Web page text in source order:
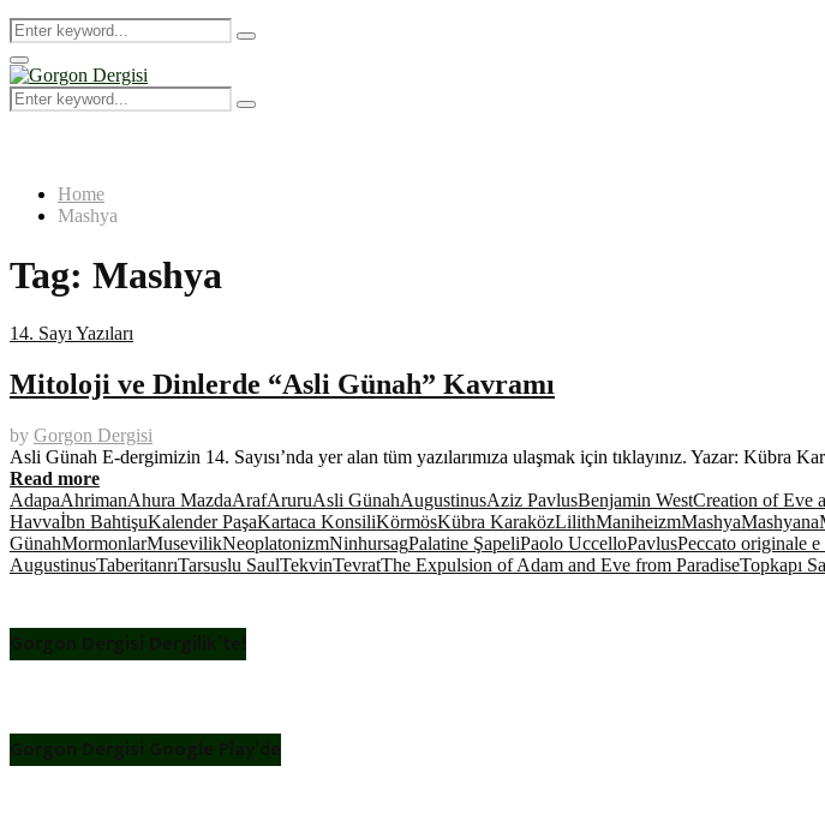
Search
for:
Search
Primary
Menu
Search
for:
Search
Home
Mashya
Tag: Mashya
14. Sayı Yazıları
Mitoloji ve Dinlerde “Asli Günah” Kavramı
by Gorgon Dergisi
Asli Günah E-dergimizin 14. Sayısı’nda yer alan tüm yazılarımıza ulaşmak için tıklayınız. Yazar:
Read more
AdapaAhrimanAhura MazdaArafAruruAsli GünahAugustinusAziz PavlusBenjamin WestCreation of Eve
Havvaİbn BahtişuKalender PaşaKartaca KonsiliKörmösKübra KaraközLilithManiheizmMashyaMashyana
GünahMormonlarMusevilikNeoplatonizmNinhursagPalatine ŞapeliPaolo UccelloPavlusPeccato originale
AugustinusTaberitanrıTarsuslu SaulTekvinTevratThe Expulsion of Adam and Eve from ParadiseTopkapı
Gorgon Dergisi Dergilik’te!
Gorgon Dergisi Google Play’de